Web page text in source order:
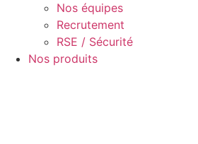
Nos équipes
Recrutement
RSE / Sécurité
Nos produits